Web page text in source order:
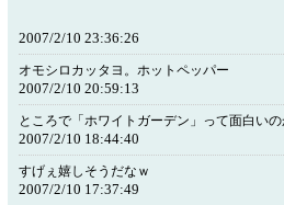
2007/2/10 23:36:26
オモシロカッタヨ。ホットペッパー
2007/2/10 20:59:13
ところで「ホワイトガーデン」って面白いの
2007/2/10 18:44:40
すげぇ嬉しそうだなｗ
2007/2/10 17:37:49